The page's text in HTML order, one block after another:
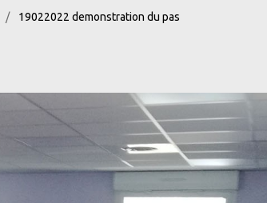
19022022 demonstration du pas